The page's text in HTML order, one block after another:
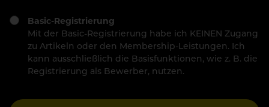
Basic-Registrierung
Mit der Basic-Registrierung habe ich KEINEN Zugang
zu Artikeln oder den Membership-Leistungen. Ich
kann ausschließlich die Basisfunktionen, wie z. B. die
Registrierung als Bewerber, nutzen.